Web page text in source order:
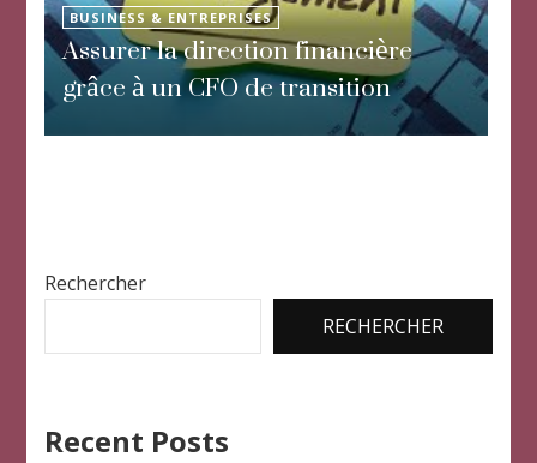
BUSINESS & ENTREPRISES
Assurer la direction financière
grâce à un CFO de transition
Rechercher
RECHERCHER
Recent Posts